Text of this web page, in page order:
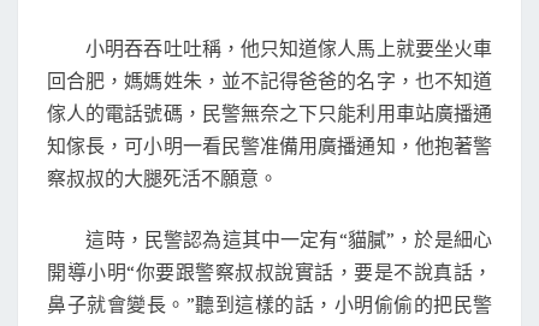
美
女
小明吞吞吐吐稱，他只知道傢人馬上就要坐火車
回合肥，媽媽姓朱，並不記得爸爸的名字，也不知道
傢人的電話號碼，民警無奈之下只能利用車站廣播通
知傢長，可小明一看民警准備用廣播通知，他抱著警
察叔叔的大腿死活不願意。
這時，民警認為這其中一定有“貓膩”，於是細心
開導小明“你要跟警察叔叔說實話，要是不說真話，
鼻子就會變長。”聽到這樣的話，小明偷偷的把民警